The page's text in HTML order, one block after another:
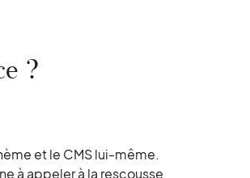
?
et le CMS lui-même.
à appeler à la rescousse